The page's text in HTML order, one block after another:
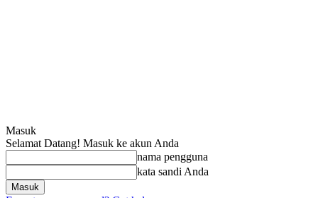
Masuk
Selamat Datang! Masuk ke akun Anda
nama pengguna
kata sandi Anda